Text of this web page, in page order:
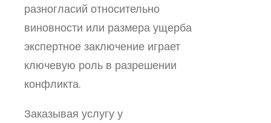
разногласий относительно
виновности или размера ущерба
экспертное заключение играет
ключевую роль в разрешении
конфликта.
Заказывая услугу у